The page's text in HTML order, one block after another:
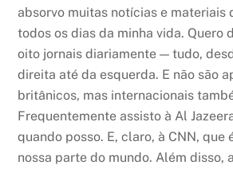
absorvo muitas notícias e materiais
todos os dias da minha vida. Quero
oito jornais diariamente — tudo,
direita até da esquerda. E não são
britânicos, mas internacionais
Frequentemente assisto à Al
quando posso. E, claro, à CNN, que
nossa parte do mundo. Além disso,